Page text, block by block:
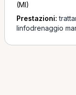
(MI)
Prestazioni:
linfodrenaggio